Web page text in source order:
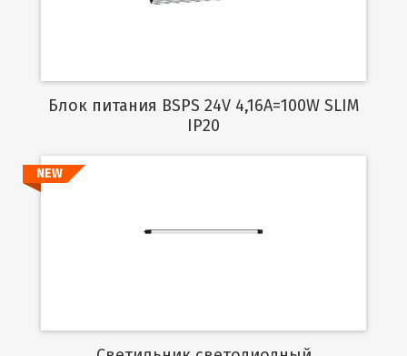
Блок питания BSPS 24V 4,16A=100W SLIM
IP20
NEW